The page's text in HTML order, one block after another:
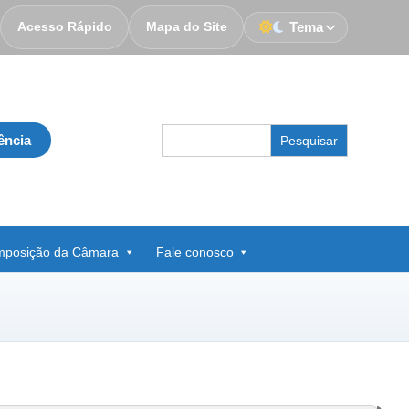
Acesso Rápido Mapa do Site Tema
for:
da Câmara Fale conosco